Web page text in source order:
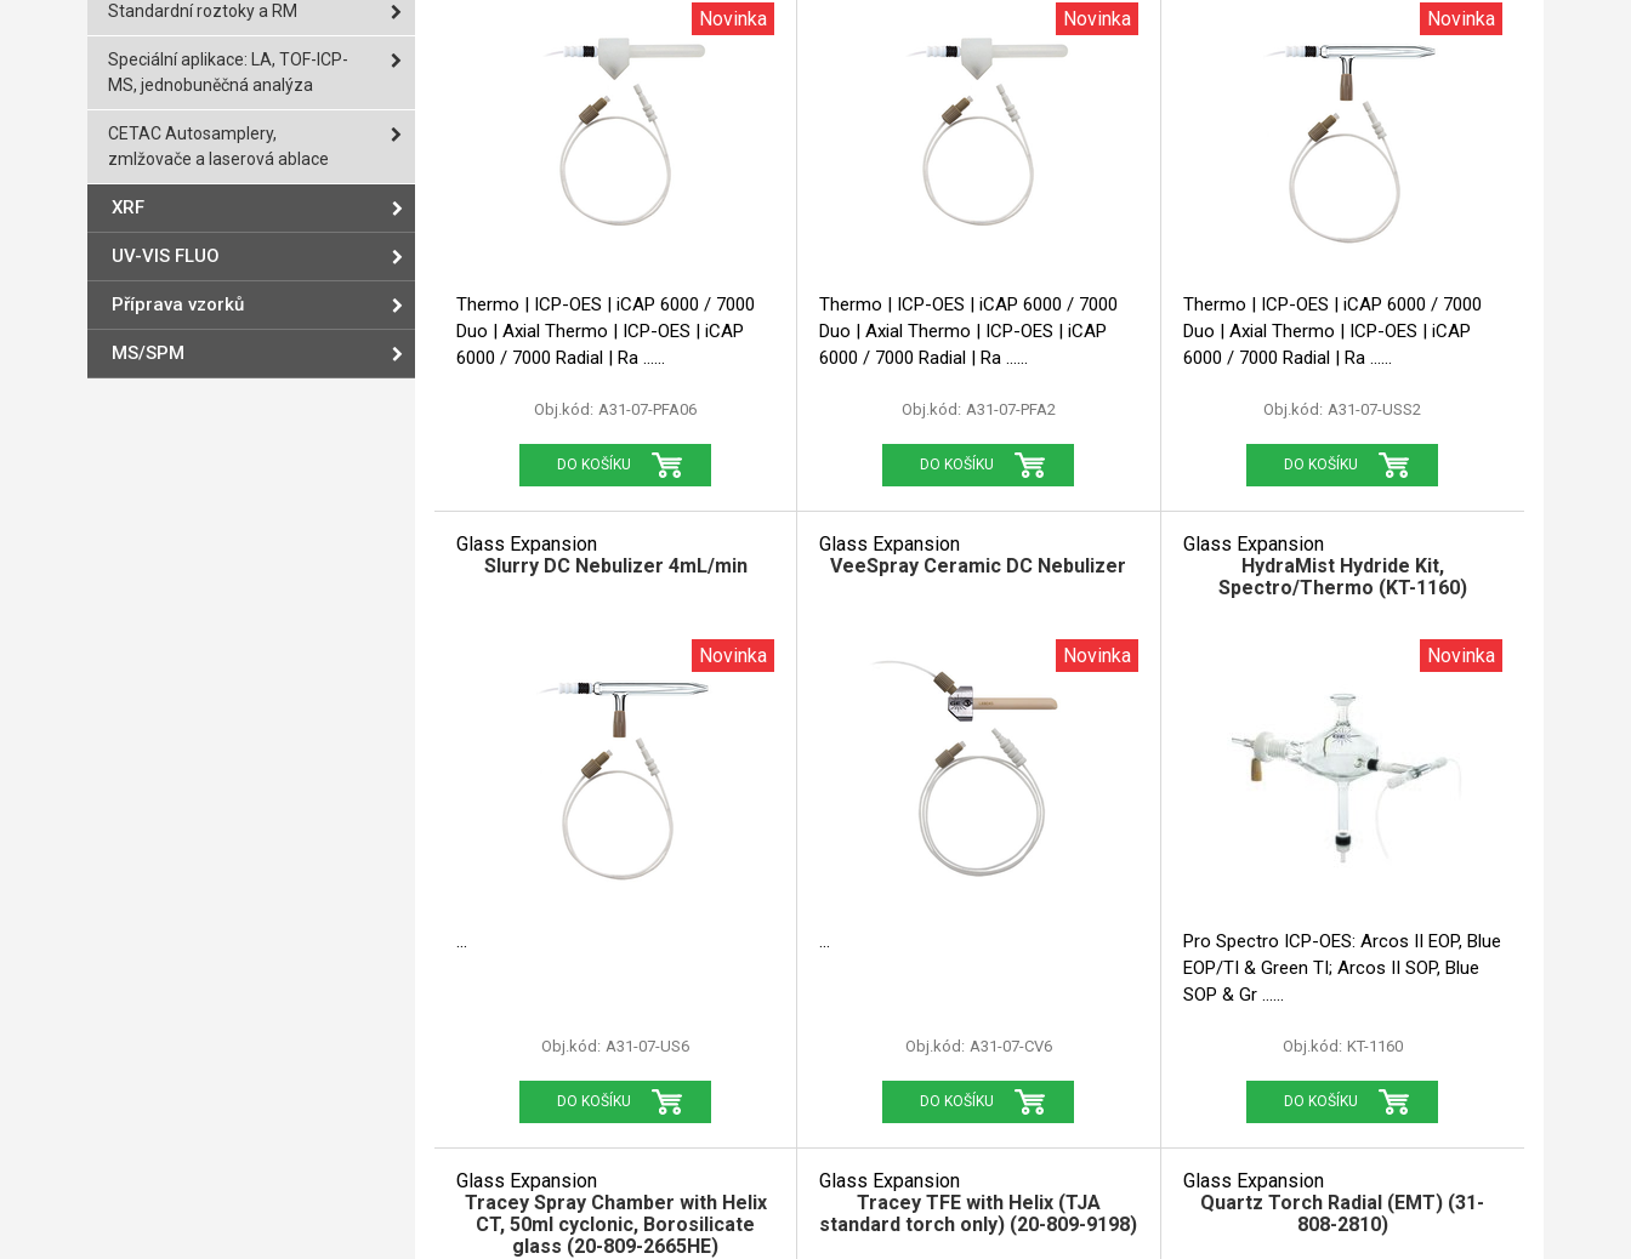
Standardní roztoky a RM
Speciální aplikace: LA, TOF-ICP-
MS, jednobuněčná analýza
CETAC Autosamplery,
zmlžovače a laserová ablace
XRF
UV-VIS FLUO
Příprava vzorků
MS/SPM
Novinka
Thermo | ICP-OES | iCAP 6000 / 7000
Duo | Axial Thermo | ICP-OES | iCAP
6000 / 7000 Radial | Ra ...
Obj.kód: A31-07-PFA06
DO KOŠÍKU
Novinka
Thermo | ICP-OES | iCAP 6000 / 7000
Duo | Axial Thermo | ICP-OES | iCAP
6000 / 7000 Radial | Ra ...
Obj.kód: A31-07-PFA2
DO KOŠÍKU
Novinka
Thermo | ICP-OES | iCAP 6000 / 7000
Duo | Axial Thermo | ICP-OES | iCAP
6000 / 7000 Radial | Ra ...
Obj.kód: A31-07-USS2
DO KOŠÍKU
Glass Expansion
Slurry DC Nebulizer 4mL/min
Novinka
Obj.kód: A31-07-US6
DO KOŠÍKU
Glass Expansion
VeeSpray Ceramic DC Nebulizer
Novinka
Obj.kód: A31-07-CV6
DO KOŠÍKU
Glass Expansion
HydraMist Hydride Kit,
Spectro/Thermo (KT-1160)
Novinka
Pro Spectro ICP-OES: Arcos II EOP, Blue
EOP/TI & Green TI; Arcos II SOP, Blue
SOP & Gr ...
Obj.kód: KT-1160
DO KOŠÍKU
Glass Expansion
Tracey Spray Chamber with Helix
CT, 50ml cyclonic, Borosilicate
glass (20-809-2665HE)
Glass Expansion
Tracey TFE with Helix (TJA
standard torch only) (20-809-9198)
Glass Expansion
Quartz Torch Radial (EMT) (31-
808-2810)